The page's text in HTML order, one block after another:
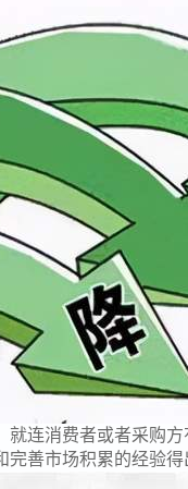
就连消费者或者采购
完善市场积累的经验得